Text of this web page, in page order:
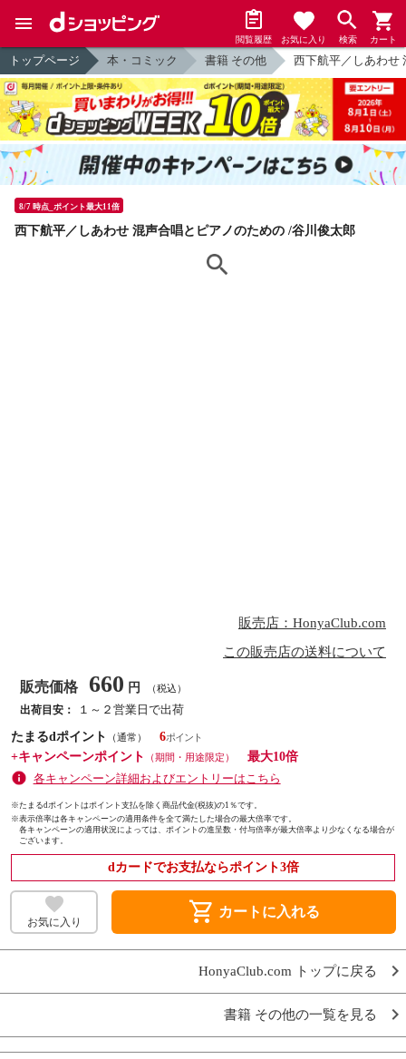
閲覧履歴 お気に入り 検索 カート
トップページ 本・コミック 書籍 その他 西下航平／しあわせ
8/7 時点_ポイント最大11倍
西下航平／しあわせ 混声合唱とピアノのための /谷川俊太郎
販売店：HonyaClub.com
この販売店の送料について
販売価格 660 円 （税込）
出荷目安：
１～２営業日で出荷
たまるdポイント
（通常）
6
+キャンペーンポイント
（期間・用途限定）
最大10倍
各キャンペーン詳細およびエントリーはこちら
※たまるdポイントはポイント支払を除く商品代金(税抜)の1％です。
※表示倍率は各キャンペーンの適用条件を全て満たした場合の最大倍率です。
各キャンペーンの適用状況によっては、ポイントの進呈数・付与倍率が最大倍率より少なくなる場合が
ございます。
dカードでお支払ならポイント3倍
お気に入り shopping_cart カートに入れる
HonyaClub.com トップに戻る
書籍 その他の一覧を見る